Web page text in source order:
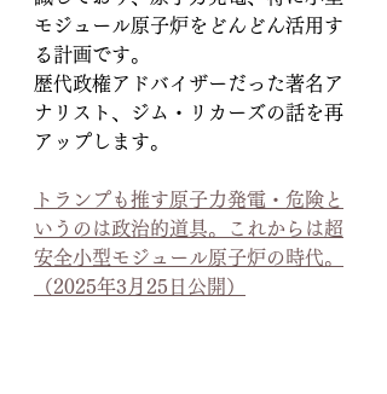
モジュール原子炉をどんどん活用す
る計画です。
歴代政権アドバイザーだった著名ア
ナリスト、ジム・リカーズの話を再
アップします。
トランプも推す原子力発電・危険と
いうのは政治的道具。これからは超
安全小型モジュール原子炉の時代。
（2025年3月25日公開）